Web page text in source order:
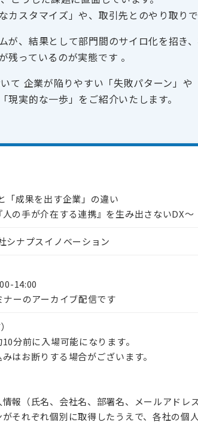
カスタマイズ」や、取引先とのやり取り
が、結果として部門間のサイロ化を招き
残っているのが実態です 。
て 企業が陥りやすい「失敗パターン」
実的な一歩」をご紹介いたします。
「成果を出す企業」の違い
の手が介在する連携』を生み出さないDX〜
シナプスイノベーション
14:00
ーのアーカイブ配信です
分前に入場可能になります。
はお断りする場合がございます。
報（氏名、会社名、部署名、メールアド
それぞれ個別に取得したうえで、各社の個